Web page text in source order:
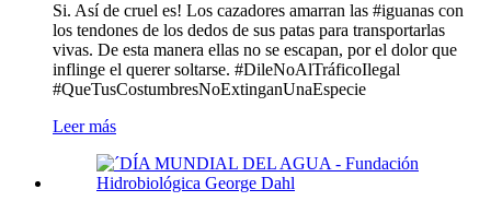
Si. Así de cruel es! Los cazadores amarran las #iguanas con
los tendones de los dedos de sus patas para transportarlas
vivas. De esta manera ellas no se escapan, por el dolor que
inflinge el querer soltarse. #DileNoAlTráficoIlegal
#QueTusCostumbresNoExtinganUnaEspecie
Leer más